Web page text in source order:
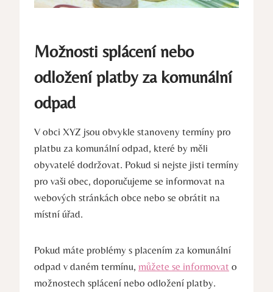
Možnosti splácení nebo
odložení platby za komunální
odpad
V obci XYZ jsou obvykle stanoveny termíny pro
platbu za komunální odpad, které by měli
obyvatelé dodržovat. Pokud si nejste jisti termíny
pro vaši obec, doporučujeme se informovat na
webových stránkách obce nebo se obrátit na
místní úřad.
Pokud máte problémy s placením za komunální
odpad v daném termínu, můžete se informovat o
možnostech splácení nebo odložení platby.